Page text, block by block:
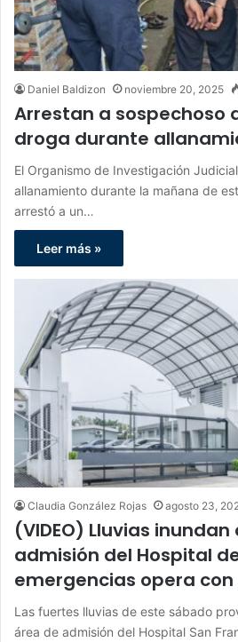
Daniel Baldizon noviembre 20, 2025
Arrestan a sospechoso
droga durante
El Organismo de Investigación
allanamiento durante la mañana de
arrestó a un…
Leer más »
Claudia González Rojas agosto 23,
(VIDEO) Lluvias
admisión del Hospital
emergencias opera
Las fuertes lluvias de este sábado
área de admisión del Hospital San